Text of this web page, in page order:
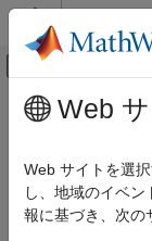
コンテンツへスキップ
オフキ
ドキュメンテーション
メインコンテン
Web
Web サイトを選
し、地域のイベ
報に基づき、次の